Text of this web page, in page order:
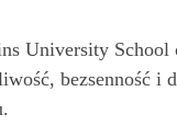
University
bezsenność i